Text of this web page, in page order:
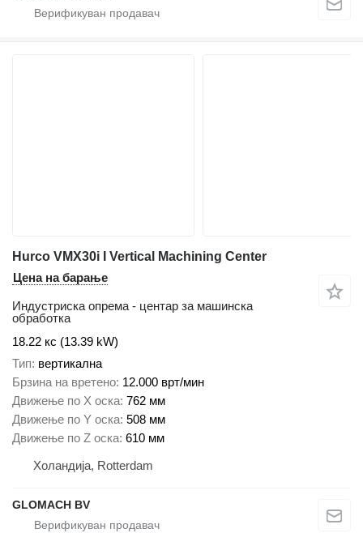
Hurco VMX30i I Vertical Machining Center
Цена на барање
Индустриска опрема - центар за машинска
обработка
18.22 кс (13.39 kW)
Тип вертикална
Брзина на вретено 12.000 врт/мин
Движење по Х оска 762 мм
Движење по Y оска 508 мм
Движење по Z оска 610 мм
Холандија, Rotterdam
GLOMACH BV